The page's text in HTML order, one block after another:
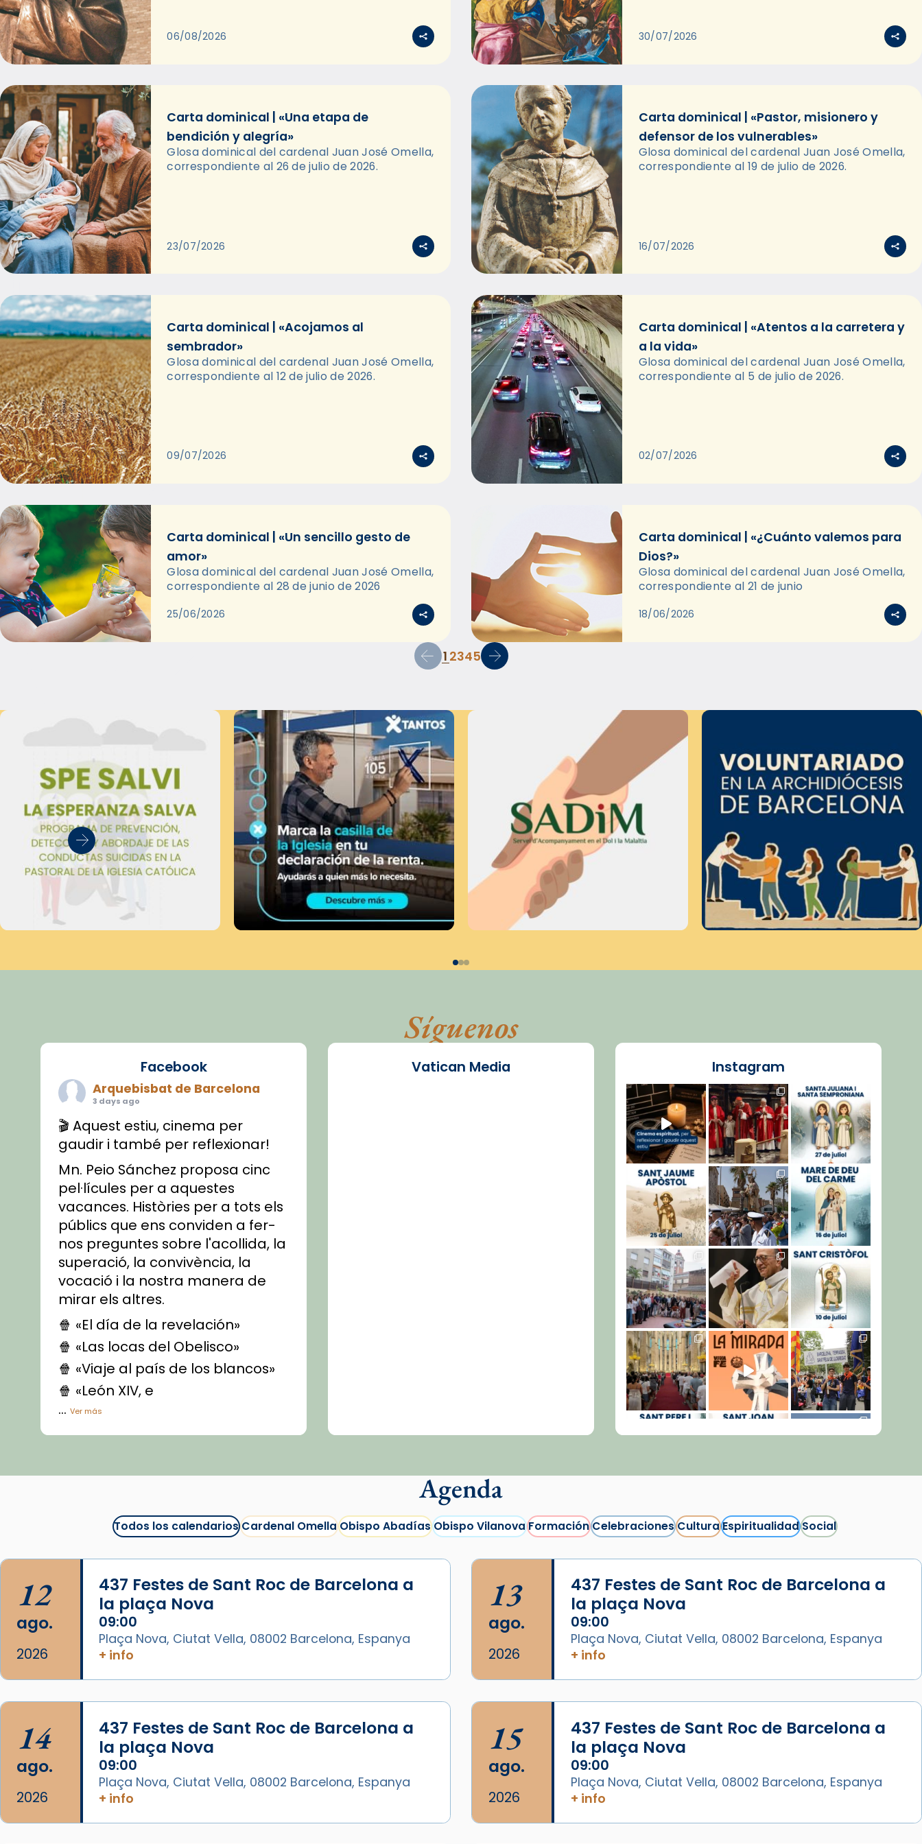
06/08/2026 30/07/2026
Carta dominical | «Una etapa de
bendición y alegría»
Glosa dominical del cardenal Juan José Omella,
correspondiente al 26 de julio de 2026.
23/07/2026
Carta dominical | «Pastor, misionero y
defensor de los vulnerables»
Glosa dominical del cardenal Juan José Omella,
correspondiente al 19 de julio de 2026.
16/07/2026
Carta dominical | «Acojamos al
sembrador»
Glosa dominical del cardenal Juan José Omella,
correspondiente al 12 de julio de 2026.
09/07/2026
Carta dominical | «Atentos a la carretera y
a la vida»
Glosa dominical del cardenal Juan José Omella,
correspondiente al 5 de julio de 2026.
02/07/2026
Carta dominical | «Un sencillo gesto de
amor»
Glosa dominical del cardenal Juan José Omella,
correspondiente al 28 de junio de 2026
25/06/2026
Carta dominical | «¿Cuánto valemos para
Dios?»
Glosa dominical del cardenal Juan José Omella,
correspondiente al 21 de junio
18/06/2026
1 2345
Síguenos
Facebook
Arquebisbat de Barcelona
3 days ago
🎬 Aquest estiu, cinema per
gaudir i també per reflexionar!
Mn. Peio Sánchez proposa cinc
pel·lícules per a aquestes
vacances. Històries per a tots els
públics que ens conviden a fer-
nos preguntes sobre l'acollida, la
superació, la convivència, la
vocació i la nostra manera de
mirar els altres.
🍿 «El día de la revelación»
🍿 «Las locas del Obelisco»
🍿 «Viaje al país de los blancos»
🍿 «León XIV, e
...Ver más
Vídeo
La Carmina va patir depressió.
arribar el seu testimoni al papa
Lleó XIV.
Recupera l'entrevista
compVatican Newstican News 👇
Foto
View on Facebook · Share
Arquebisbat de Barcelona
Vatican Media Instagram
Cargar más...
Agenda
Todos los calendariosCardenal OmellaObispo AbadíasObispo VilanovaFormaciónCelebracionesCulturaEspiritualidadSocial
12
ago.
2026
437 Festes de Sant Roc de Barcelona a
la plaça Nova
09:00
Plaça Nova, Ciutat Vella, 08002 Barcelona, Espanya
+ info
13
ago.
2026
437 Festes de Sant Roc de Barcelona a
la plaça Nova
09:00
Plaça Nova, Ciutat Vella, 08002 Barcelona, Espanya
+ info
14
ago.
2026
437 Festes de Sant Roc de Barcelona a
la plaça Nova
09:00
Plaça Nova, Ciutat Vella, 08002 Barcelona, Espanya
+ info
15
ago.
2026
437 Festes de Sant Roc de Barcelona a
la plaça Nova
09:00
Plaça Nova, Ciutat Vella, 08002 Barcelona, Espanya
+ info